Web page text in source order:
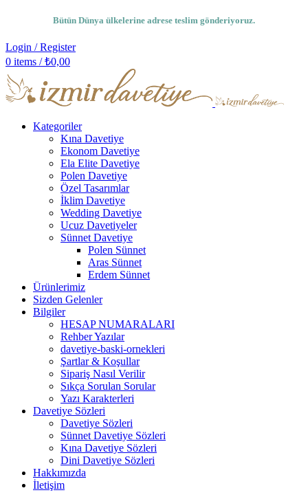
Bütün Dünya ülkelerine adrese teslim gönderiyoruz.
Login / Register
0 items / ₺0,00
Kategoriler
Kına Davetiye
Ekonom Davetiye
Ela Elite Davetiye
Polen Davetiye
Özel Tasarımlar
İklim Davetiye
Wedding Davetiye
Ucuz Davetiyeler
Sünnet Davetiye
Polen Sünnet
Aras Sünnet
Erdem Sünnet
Ürünlerimiz
Sizden Gelenler
Bilgiler
HESAP NUMARALARI
Rehber Yazılar
davetiye-baski-ornekleri
Şartlar & Koşullar
Sipariş Nasıl Verilir
Sıkça Sorulan Sorular
Yazı Karakterleri
Davetiye Sözleri
Davetiye Sözleri
Sünnet Davetiye Sözleri
Kına Davetiye Sözleri
Dini Davetiye Sözleri
Hakkımızda
İletişim